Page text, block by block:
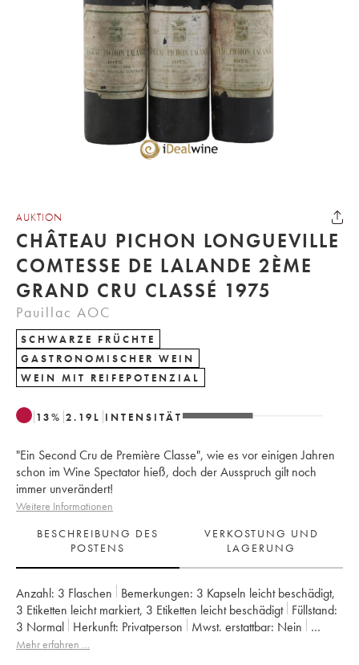
AUKTION
CHÂTEAU PICHON LONGUEVILLE
COMTESSE DE LALANDE 2ÈME
GRAND CRU CLASSÉ 1975
Pauillac AOC
SCHWARZE FRÜCHTE
GASTRONOMISCHER WEIN
WEIN MIT REIFEPOTENZIAL
13% 2.19 L INTENSITÄT
"Ein Second Cru de Première Classe", wie es vor einigen Jahren
schon im Wine Spectator hieß, doch der Ausspruch gilt noch
immer unverändert!
Weitere Informationen
BESCHREIBUNG DES
POSTENS
VERKOSTUNG UND
LAGERUNG
Anzahl: 3 Flaschen Bemerkungen: 3 Kapseln leicht beschädigt,
3 Etiketten leicht markiert, 3 Etiketten leicht beschädigt Füllstand:
3 Normal Herkunft: privatperson Mwst. erstattbar:
nein
Region: Bordeaux
Mehr erfahren …